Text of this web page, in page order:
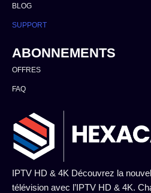
BLOG
SUPPORT
ABONNEMENTS
OFFRES
FAQ
IPTV HD & 4K Découvrez la
télévision avec l’IPTV HD & 4K.